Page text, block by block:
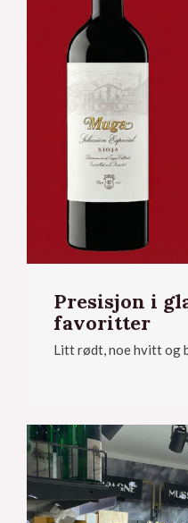
Presisjon i
favoritter
Litt rødt, noe hvitt og